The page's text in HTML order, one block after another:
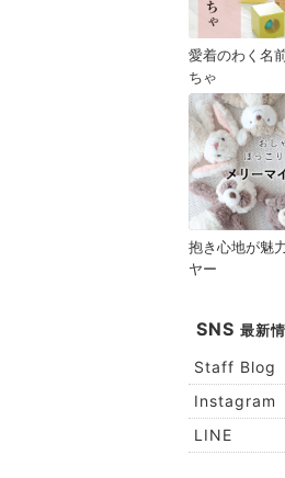
愛着のわく名
ちゃ
抱き心地が魅
ヤー
SNS 最新
Staff Blog
Instagram
LINE